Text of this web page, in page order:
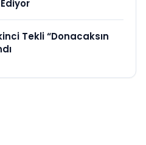
Tekli “Donacaksın